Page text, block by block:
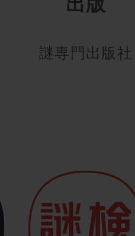
謎専門出版社